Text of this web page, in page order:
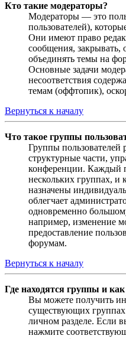
Кто такие модераторы?
Модераторы — это
пользователей),
Они имеют право
сообщения, закрывать,
объединять темы на
Основные задачи
несоответствия
темам (оффтопик),
Вернуться к началу
Что такое группы
Группы пользователей
структурные части,
конференции. Каждый
нескольких группах, и
назначены
облегчает
одновременно
например, изменение
предоставление
форумам.
Вернуться к началу
Где находятся группы и
Вы можете получить
существующих
личном разделе. Если
нажмите